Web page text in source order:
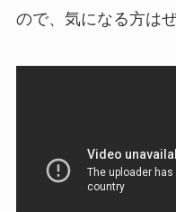
ので、気になる方は